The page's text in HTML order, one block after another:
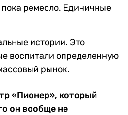
пока ремесло. Единичные
истории. Это
воспитали определенную
рынок.
«Пионер», который
он вообще не